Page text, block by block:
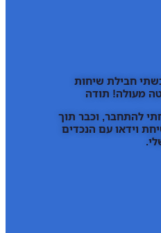
חבילת שיחות
תודה
וכבר תוך
עם הנכדים